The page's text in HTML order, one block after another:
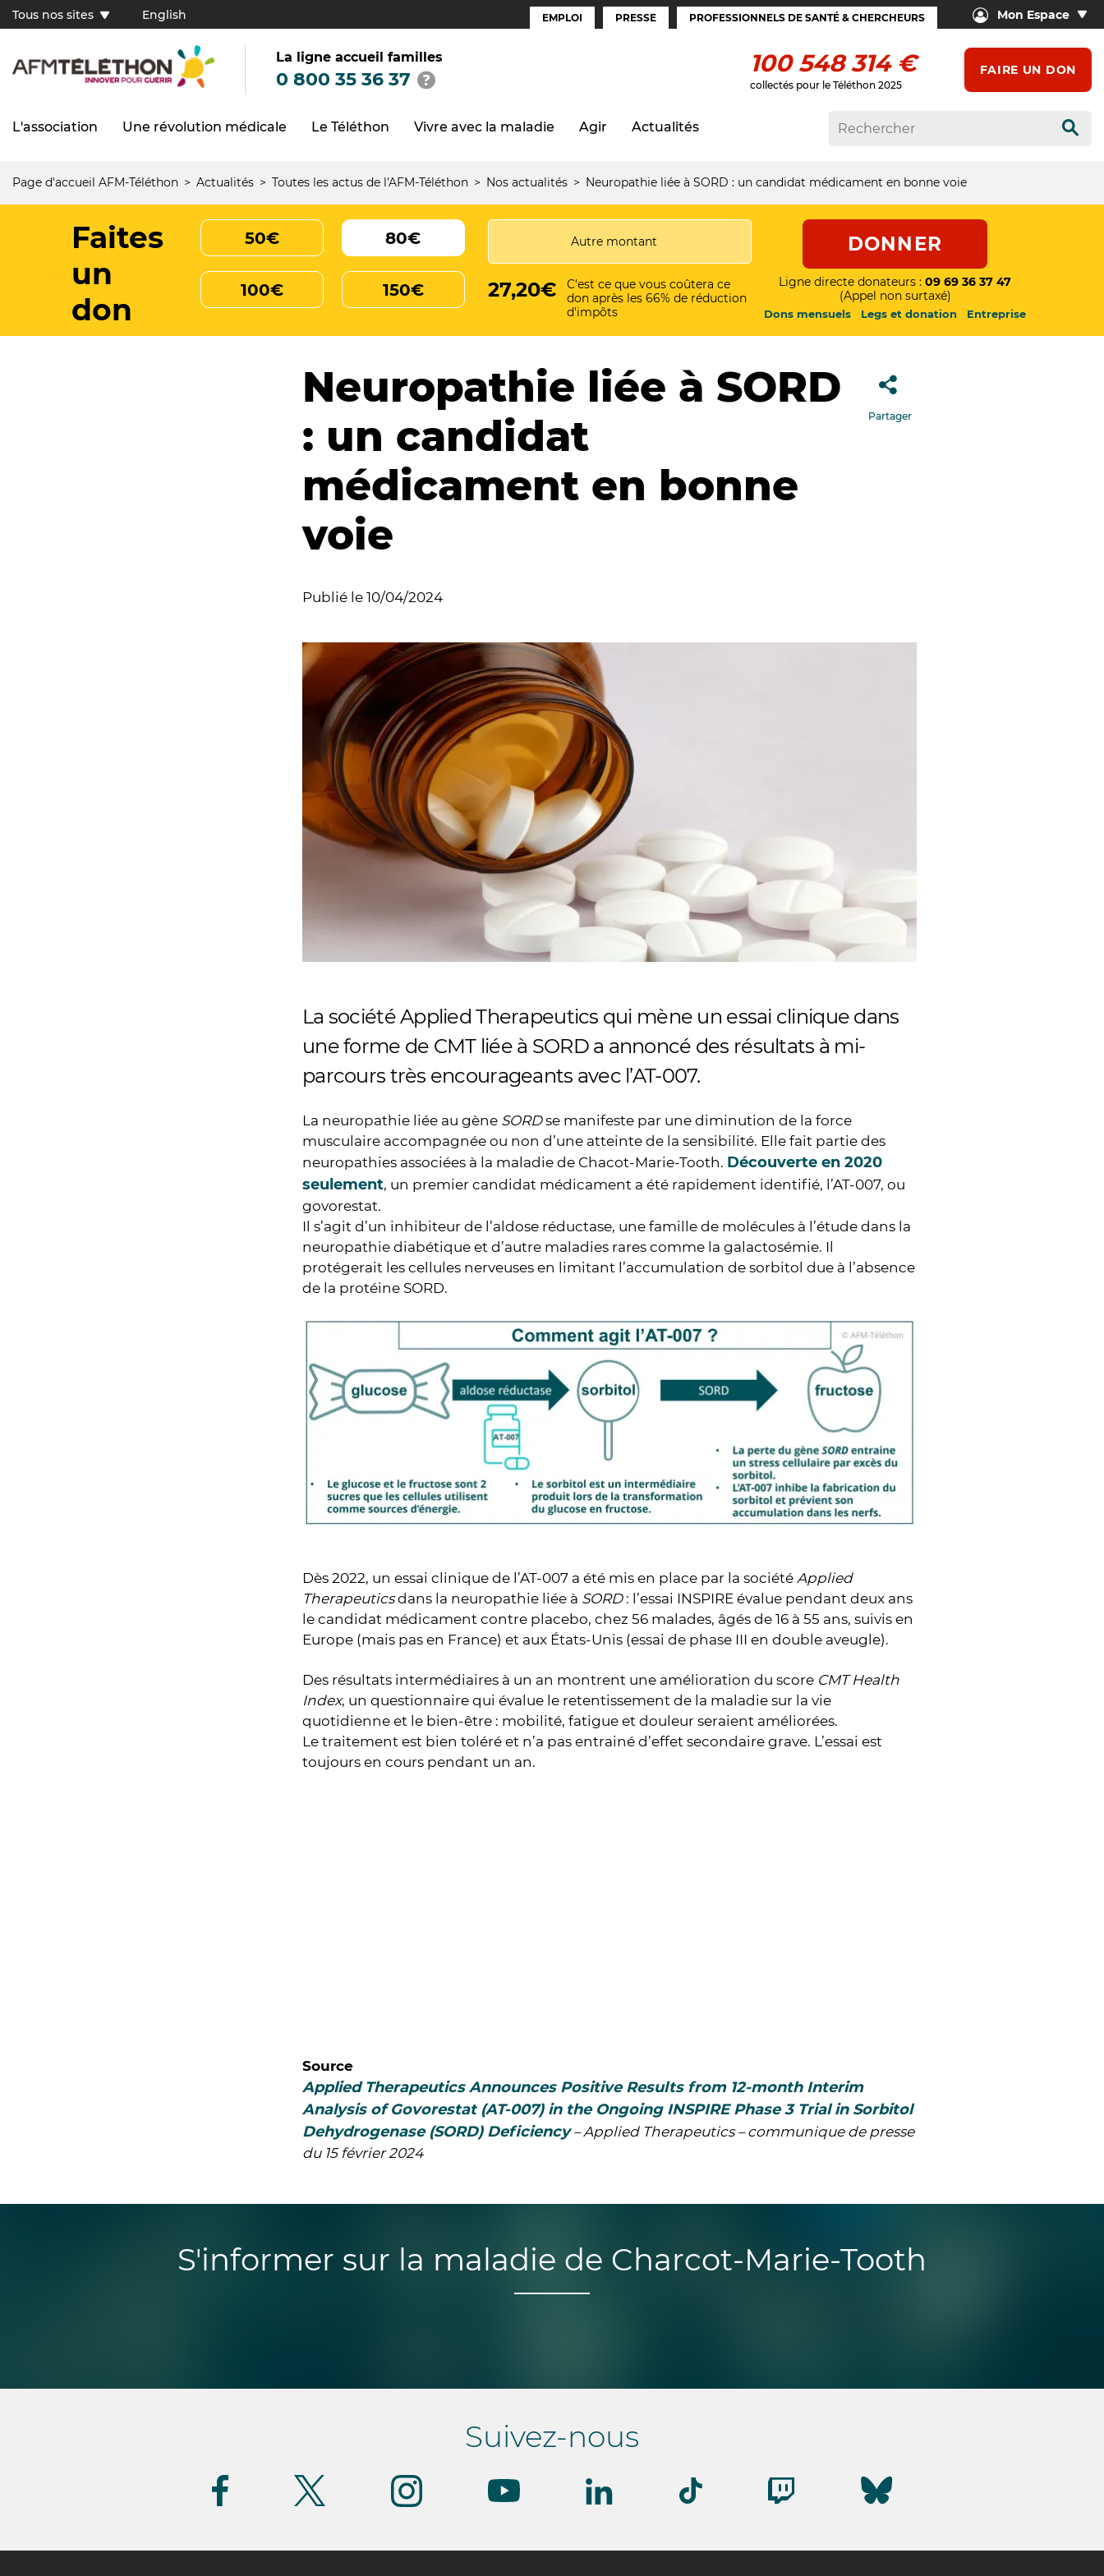
contenu
Tous
sites
(FR)
Tous nos sites English
Espaces
EMPLOI PRESSE PROFESSIONNELS DE SANTÉ & CHERCHEURS Mon Espace
La ligne accueil familles
0 800 35 36 37
100 548 314 €
collectés pour le Téléthon 2025
FAIRE UN DON
Navigation
L'association Une révolution médicale Le Téléthon Vivre avec la maladie Agir Actualités
Fil
d'Ariane
Page d'accueil AFM-Téléthon Actualités Toutes les actus de l'AFM-Téléthon Nos actualités Neuropathie liée à SORD : un candidat médicament en bonne voie
Faites
un
don
50€ 80€
100€ 150€ 27,20€
C'est ce que vous coûtera ce
don après les 66% de réduction
d'impôts
DONNER
Ligne directe donateurs : 09 69 36 37 47
(Appel non surtaxé)
Dons mensuels Legs et donation Entreprise
Neuropathie liée à SORD
: un candidat
médicament en bonne
voie
Partager
Publié le 10/04/2024
La société Applied Therapeutics qui mène un essai clinique dans
une forme de CMT liée à SORD a annoncé des résultats à mi-
parcours très encourageants avec l’AT-007.
La neuropathie liée au gène SORDse manifeste par une diminution de la force
musculaire accompagnée ou non d’une atteinte de la sensibilité. Elle fait partie des
neuropathies associées à la maladie de Chacot-Marie-Tooth. Découverte en 2020
seulement, un premier candidat médicament a été rapidement identifié, l’AT-007, ou
govorestat.
Il s’agit d’un inhibiteur de l’aldose réductase, une famille de molécules à l’étude dans la
neuropathie diabétique et d’autre maladies rares comme la galactosémie. Il
protégerait les cellules nerveuses en limitant l’accumulation de sorbitol due à l’absence
de la protéine SORD.
Dès 2022, un essai clinique de l’AT-007 a été mis en place par la société Applied
Therapeuticsdans la neuropathie liée à SORD : l’essai INSPIRE évalue pendant deux ans
le candidat médicament contre placebo, chez 56 malades, âgés de 16 à 55 ans, suivis en
Europe (mais pas en France) et aux États-Unis (essai de phase III en double aveugle).
Des résultats intermédiaires à un an montrent une amélioration du score CMT Health
Index, un questionnaire qui évalue le retentissement de la maladie sur la vie
quotidienne et le bien-être : mobilité, fatigue et douleur seraient améliorées.
Le traitement est bien toléré et n’a pas entrainé d’effet secondaire grave. L’essai est
toujours en cours pendant un an.
Source
Applied Therapeutics Announces Positive Results from 12-month Interim
Analysis of Govorestat (AT-007) in the Ongoing INSPIRE Phase 3 Trial in Sorbitol
Dehydrogenase (SORD) Deficiency– Applied Therapeutics – communique de presse
du 15 février 2024
S'informer sur la maladie de Charcot-Marie-Tooth
Suivez-nous